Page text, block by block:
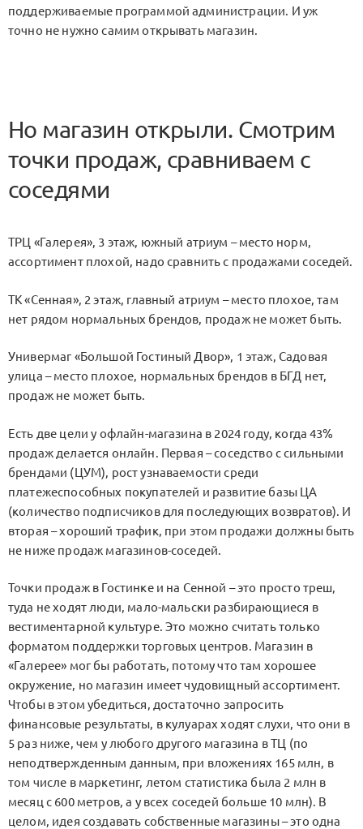
поддерживаемые программой администрации. И уж
точно не нужно самим открывать магазин.
Но магазин открыли. Смотрим
точки продаж, сравниваем с
соседями
ТРЦ «Галерея», 3 этаж, южный атриум – место норм,
ассортимент плохой, надо сравнить с продажами соседей.
ТК «Сенная», 2 этаж, главный атриум – место плохое, там
нет рядом нормальных брендов, продаж не может быть.
Универмаг «Большой Гостиный Двор», 1 этаж, Садовая
улица – место плохое, нормальных брендов в БГД нет,
продаж не может быть.
Есть две цели у офлайн-магазина в 2024 году, когда 43%
продаж делается онлайн. Первая – соседство с сильными
брендами (ЦУМ), рост узнаваемости среди
платежеспособных покупателей и развитие базы ЦА
(количество подписчиков для последующих возвратов). И
вторая – хороший трафик, при этом продажи должны быть
не ниже продаж магазинов-соседей.
Точки продаж в Гостинке и на Сенной – это просто треш,
туда не ходят люди, мало-мальски разбирающиеся в
вестиментарной культуре. Это можно считать только
форматом поддержки торговых центров. Магазин в
«Галерее» мог бы работать, потому что там хорошее
окружение, но магазин имеет чудовищный ассортимент.
Чтобы в этом убедиться, достаточно запросить
финансовые результаты, в кулуарах ходят слухи, что они в
5 раз ниже, чем у любого другого магазина в ТЦ (по
неподтвержденным данным, при вложениях 165 млн, в
том числе в маркетинг, летом статистика была 2 млн в
месяц с 600 метров, а у всех соседей больше 10 млн). В
целом, идея создавать собственные магазины – это одна